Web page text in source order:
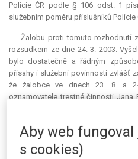
Policie ČR podle § 106 odst. 1
služebním poměru příslušníků Policie
Žalobu proti tomuto rozhodnutí
rozsudkem ze dne 24. 3. 2003.
bylo dostatečně a řádným
přísahy i služební povinnosti zvlášť
že žalobce ve dnech 23. 8. a
oznamovatele trestné činnosti
V kasační stížnosti proti
zejména namítl, že soud nevzal v
Aby web
s cookies)